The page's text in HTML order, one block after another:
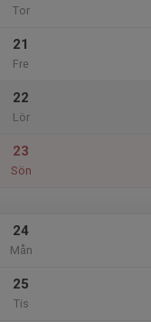
Tor
21
Fre
22
Lör
23
Sön
24
Mån
25
Tis